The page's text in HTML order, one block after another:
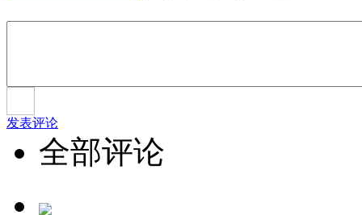
发表评论
全部评论